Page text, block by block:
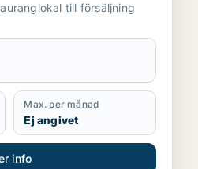
till försäljning
Max. per månad
Ej angivet
info